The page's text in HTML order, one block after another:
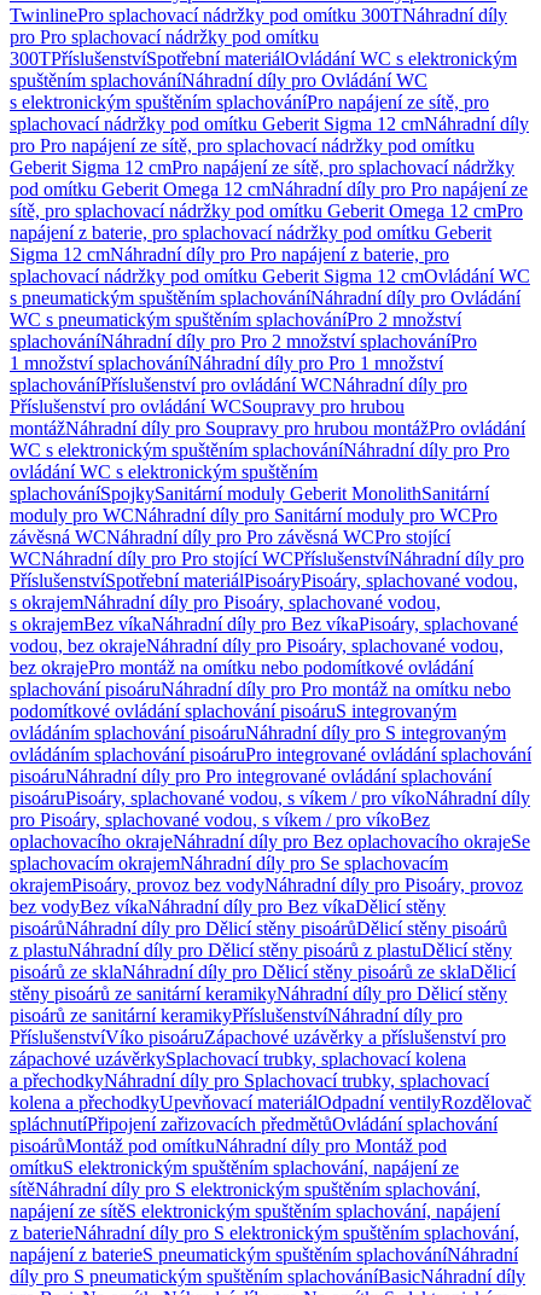
TwinlinePro splachovací nádržky pod omítku 300TNáhradní díly
pro Pro splachovací nádržky pod omítku
300TPříslušenstvíSpotřební materiálOvládání WC s elektronickým
spuštěním splachováníNáhradní díly pro Ovládání WC
s elektronickým spuštěním splachováníPro napájení ze sítě, pro
splachovací nádržky pod omítku Geberit Sigma 12 cmNáhradní díly
pro Pro napájení ze sítě, pro splachovací nádržky pod omítku
Geberit Sigma 12 cmPro napájení ze sítě, pro splachovací nádržky
pod omítku Geberit Omega 12 cmNáhradní díly pro Pro napájení ze
sítě, pro splachovací nádržky pod omítku Geberit Omega 12 cmPro
napájení z baterie, pro splachovací nádržky pod omítku Geberit
Sigma 12 cmNáhradní díly pro Pro napájení z baterie, pro
splachovací nádržky pod omítku Geberit Sigma 12 cmOvládání WC
s pneumatickým spuštěním splachováníNáhradní díly pro Ovládání
WC s pneumatickým spuštěním splachováníPro 2 množství
splachováníNáhradní díly pro Pro 2 množství splachováníPro
1 množství splachováníNáhradní díly pro Pro 1 množství
splachováníPříslušenství pro ovládání WCNáhradní díly pro
Příslušenství pro ovládání WCSoupravy pro hrubou
montážNáhradní díly pro Soupravy pro hrubou montážPro ovládání
WC s elektronickým spuštěním splachováníNáhradní díly pro Pro
ovládání WC s elektronickým spuštěním
splachováníSpojkySanitární moduly Geberit MonolithSanitární
moduly pro WCNáhradní díly pro Sanitární moduly pro WCPro
závěsná WCNáhradní díly pro Pro závěsná WCPro stojící
WCNáhradní díly pro Pro stojící WCPříslušenstvíNáhradní díly pro
PříslušenstvíSpotřební materiálPisoáryPisoáry, splachované vodou,
s okrajemNáhradní díly pro Pisoáry, splachované vodou,
s okrajemBez víkaNáhradní díly pro Bez víkaPisoáry, splachované
vodou, bez okrajeNáhradní díly pro Pisoáry, splachované vodou,
bez okrajePro montáž na omítku nebo podomítkové ovládání
splachování pisoáruNáhradní díly pro Pro montáž na omítku nebo
podomítkové ovládání splachování pisoáruS integrovaným
ovládáním splachování pisoáruNáhradní díly pro S integrovaným
ovládáním splachování pisoáruPro integrované ovládání splachování
pisoáruNáhradní díly pro Pro integrované ovládání splachování
pisoáruPisoáry, splachované vodou, s víkem / pro víkoNáhradní díly
pro Pisoáry, splachované vodou, s víkem / pro víkoBez
oplachovacího okrajeNáhradní díly pro Bez oplachovacího okrajeSe
splachovacím okrajemNáhradní díly pro Se splachovacím
okrajemPisoáry, provoz bez vodyNáhradní díly pro Pisoáry, provoz
bez vodyBez víkaNáhradní díly pro Bez víkaDělicí stěny
pisoárůNáhradní díly pro Dělicí stěny pisoárůDělicí stěny pisoárů
z plastuNáhradní díly pro Dělicí stěny pisoárů z plastuDělicí stěny
pisoárů ze sklaNáhradní díly pro Dělicí stěny pisoárů ze sklaDělicí
stěny pisoárů ze sanitární keramikyNáhradní díly pro Dělicí stěny
pisoárů ze sanitární keramikyPříslušenstvíNáhradní díly pro
PříslušenstvíVíko pisoáruZápachové uzávěrky a příslušenství pro
zápachové uzávěrkySplachovací trubky, splachovací kolena
a přechodkyNáhradní díly pro Splachovací trubky, splachovací
kolena a přechodkyUpevňovací materiálOdpadní ventilyRozdělovač
spláchnutíPřipojení zařizovacích předmětůOvládání splachování
pisoárůMontáž pod omítkuNáhradní díly pro Montáž pod
omítkuS elektronickým spuštěním splachování, napájení ze
sítěNáhradní díly pro S elektronickým spuštěním splachování,
napájení ze sítěS elektronickým spuštěním splachování, napájení
z baterieNáhradní díly pro S elektronickým spuštěním splachování,
napájení z baterieS pneumatickým spuštěním splachováníNáhradní
díly pro S pneumatickým spuštěním splachováníBasicNáhradní díly